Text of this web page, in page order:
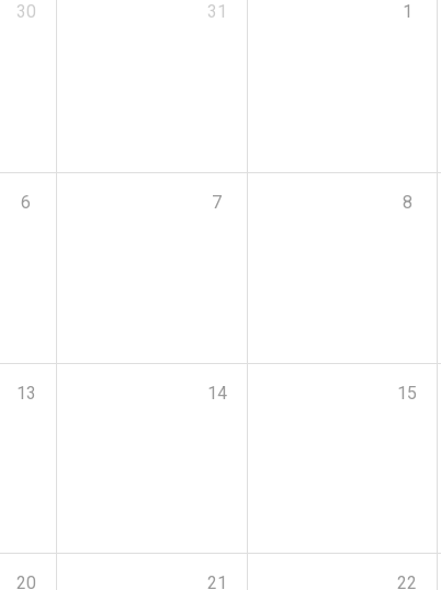
30 31 1
6 7 8
13 14 15
20 21 22